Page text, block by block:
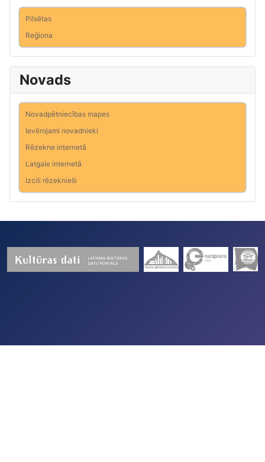
Pilsētas
Reģiona
Novads
Novadpētniecības mapes
Ievērojami novadnieki
Rēzekne internetā
Latgale internetā
Izcili rēzeknieši